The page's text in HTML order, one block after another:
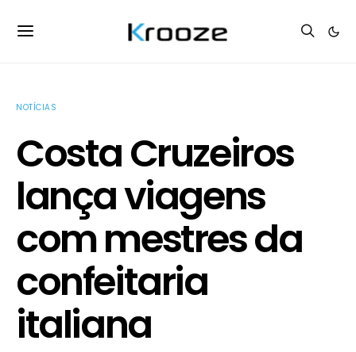
NOTÍCIAS
Costa Cruzeiros
lança viagens
com mestres da
confeitaria
italiana